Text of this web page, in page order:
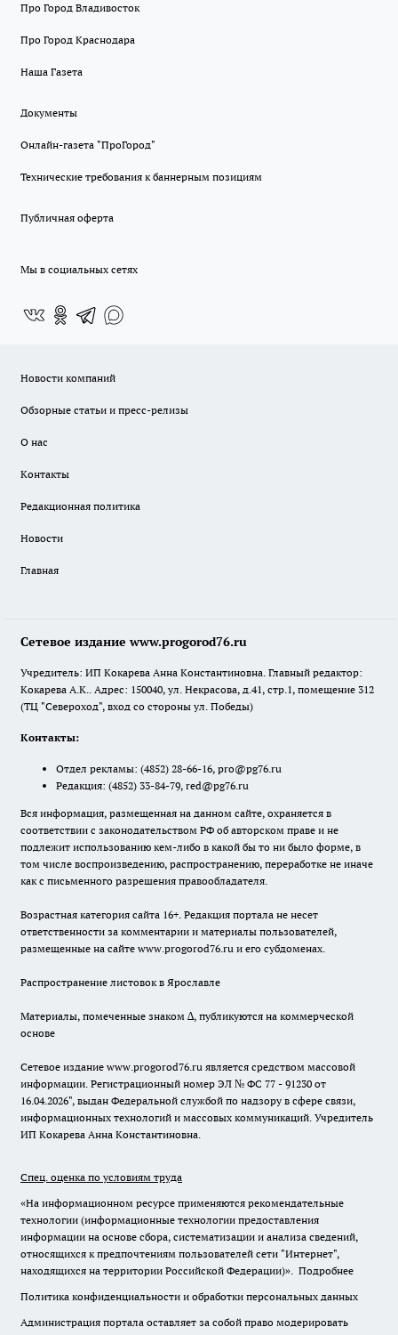
Про Город Владивосток
Про Город Краснодара
Наша Газета
Документы
Онлайн-газета "ПроГород"
Технические требования к баннерным позициям
Публичная оферта
Мы в социальных сетях
Новости компаний
Обзорные статьи и пресс-релизы
О нас
Контакты
Редакционная политика
Новости
Главная
Сетевое издание www.progorod76.ru
Учредитель: ИП Кокарева Анна Константиновна. Главный редактор:
Кокарева А.К.. Адрес: 150040, ул. Некрасова, д.41, стр.1, помещение 312
(ТЦ "Североход", вход со стороны ул. Победы)
Контакты:
Отдел рекламы: (4852) 28-66-16, pro@pg76.ru
Редакция: (4852) 33-84-79, red@pg76.ru
Вся информация, размещенная на данном сайте, охраняется в
соответствии с законодательством РФ об авторском праве и не
подлежит использованию кем-либо в какой бы то ни было форме, в
том числе воспроизведению, распространению, переработке не иначе
как с письменного разрешения правообладателя.
Возрастная категория сайта 16+. Редакция портала не несет
ответственности за комментарии и материалы пользователей,
размещенные на сайте www.progorod76.ru и его субдоменах.
Распространение листовок в Ярославле
Материалы, помеченные знаком ∆, публикуются на коммерческой
основе
Сетевое издание www.progorod76.ru является средством массовой
информации. Регистрационный номер ЭЛ № ФС 77 - 91230 от
16.04.2026", выдан Федеральной службой по надзору в сфере связи,
информационных технологий и массовых коммуникаций. Учредитель
ИП Кокарева Анна Константиновна.
Спец. оценка по условиям труда
«На информационном ресурсе применяются рекомендательные
технологии (информационные технологии предоставления
информации на основе сбора, систематизации и анализа сведений,
относящихся к предпочтениям пользователей сети "Интернет",
находящихся на территории Российской Федерации)». Подробнее
Политика конфиденциальности и обработки персональных данных
Администрация портала оставляет за собой право модерировать